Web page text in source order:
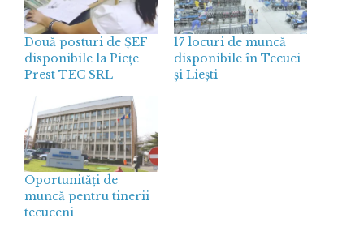
Două posturi de ȘEF
disponibile la Piețe
Prest TEC SRL
17 locuri de muncă
disponibile în Tecuci
și Liești
Oportunităţi de
muncă pentru tinerii
tecuceni